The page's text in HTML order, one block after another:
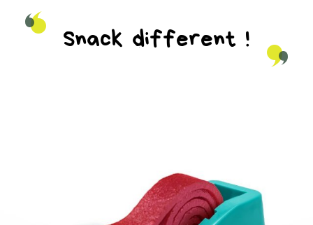
Snack different !